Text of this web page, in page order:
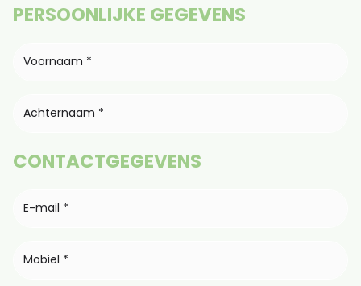
PERSOONLIJKE GEGEVENS
CONTACTGEGEVENS